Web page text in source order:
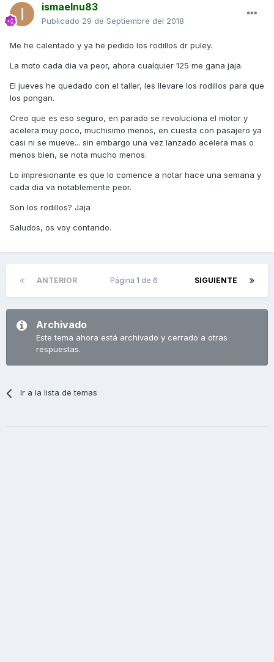
ismaelnu83
Publicado 29 de Septiembre del 2018
Me he calentado y ya he pedido los rodillos dr puley.
La moto cada dia va peor, ahora cualquier 125 me gana jaja.
El jueves he quedado con el taller, les llevare los rodillos para que
los pongan.
Creo que es eso seguro, en parado se revoluciona el motor y
acelera muy poco, muchisimo menos, en cuesta con pasajero ya
casi ni se mueve... sin embargo una vez lanzado acelera mas o
menos bien, se nota mucho menos.
Lo impresionante es que lo comence a notar hace una semana y
cada dia va notablemente peor.
Son los rodillos? Jaja
Saludos, os voy contando.
ANTERIOR SIGUIENTE
Página 1 de 6
Archivado
Este tema ahora está archivado y cerrado a otras
respuestas.
Ir a la lista de temas